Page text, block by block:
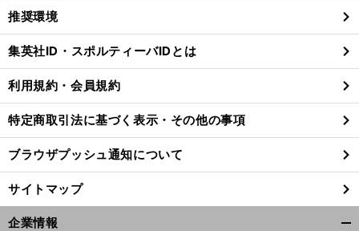
閉
る
推奨環境
集英社ID・スポルティーバIDとは
利用規約・会員規約
特定商取引法に基づく表示・その他の事項
ブラウザプッシュ通知について
サイトマップ
企業情報